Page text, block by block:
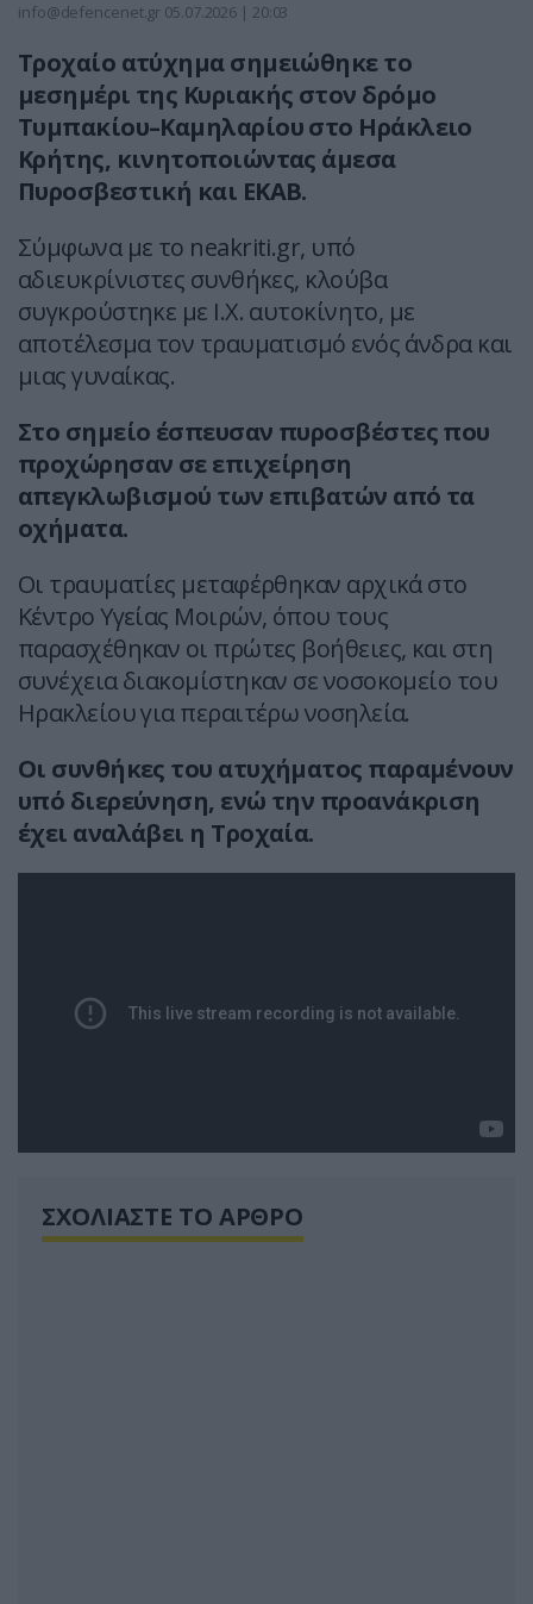
info@defencenet.gr 05.07.2026 | 20:03
Τροχαίο ατύχημα σημειώθηκε το
μεσημέρι της Κυριακής στον δρόμο
Τυμπακίου–Καμηλαρίου στο Ηράκλειο
Κρήτης, κινητοποιώντας άμεσα
Πυροσβεστική και ΕΚΑΒ.
Σύμφωνα με το neakriti.gr, υπό
αδιευκρίνιστες συνθήκες, κλούβα
συγκρούστηκε με Ι.Χ. αυτοκίνητο, με
αποτέλεσμα τον τραυματισμό ενός άνδρα και
μιας γυναίκας.
Στο σημείο έσπευσαν πυροσβέστες που
προχώρησαν σε επιχείρηση
απεγκλωβισμού των επιβατών από τα
οχήματα.
Οι τραυματίες μεταφέρθηκαν αρχικά στο
Κέντρο Υγείας Μοιρών, όπου τους
παρασχέθηκαν οι πρώτες βοήθειες, και στη
συνέχεια διακομίστηκαν σε νοσοκομείο του
Ηρακλείου για περαιτέρω νοσηλεία.
Οι συνθήκες του ατυχήματος παραμένουν
υπό διερεύνηση, ενώ την προανάκριση
έχει αναλάβει η Τροχαία.
ΣΧΟΛΙΑΣΤΕ ΤΟ ΑΡΘΡΟ